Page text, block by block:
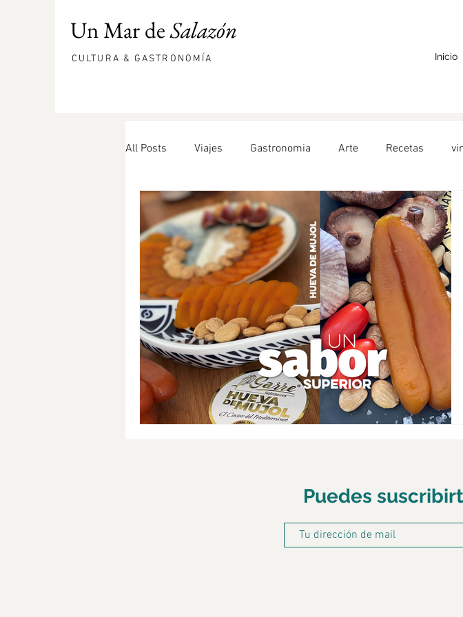
Un Mar deSalazón
CULTURA & GASTRONOMÍA Inicio
All Posts Viajes Gastronomia Arte Recetas
hueva de mújol comepescado AlimentosdeEspaña
DOP Bullas Bonito ensalada Turquía
DOP Jumilla Monastrell winepairing pizza
Medio Ambiente
Puedes